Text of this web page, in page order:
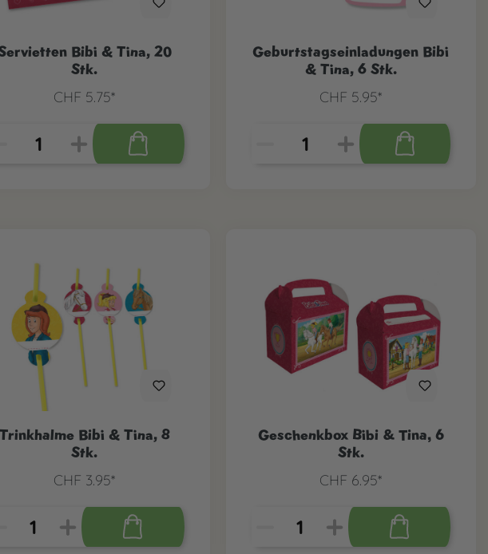
Bibi & Tina, 20
Stk.
CHF 5.75*
Geburtstagseinladungen Bibi
& Tina, 6 Stk.
CHF 5.95*
Trinkhalme Bibi & Tina, 8
Stk.
CHF 3.95*
Geschenkbox Bibi & Tina, 6
Stk.
CHF 6.95*